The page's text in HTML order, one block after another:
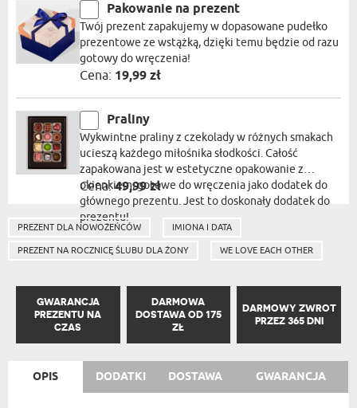
Pakowanie na prezent
Twój prezent zapakujemy w dopasowane pudełko
prezentowe ze wstążką, dzięki temu będzie od razu
gotowy do wręczenia!
Cena: 19,99 zł
Praliny
Wykwintne praliny z czekolady w różnych smakach
ucieszą każdego miłośnika słodkości. Całość
zapakowana jest w estetyczne opakowanie z
okienkiem, gotowe do wręczenia jako dodatek do
głównego prezentu. Jest to doskonały dodatek do
prezentu!
Cena:49,99 zł
PREZENT DLA NOWOŻEŃCÓW IMIONA I DATA
PREZENT NA ROCZNICĘ ŚLUBU DLA ŻONY WE LOVE EACH OTHER
GWARANCJA
PREZENTU NA
CZAS
DARMOWA
DOSTAWA OD 175
ZŁ
DARMOWY ZWROT
PRZEZ 365 DNI
OPIS DODATKI DOSTAWA GWARANCJA